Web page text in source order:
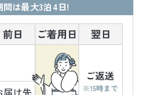
間は最大3泊4日!